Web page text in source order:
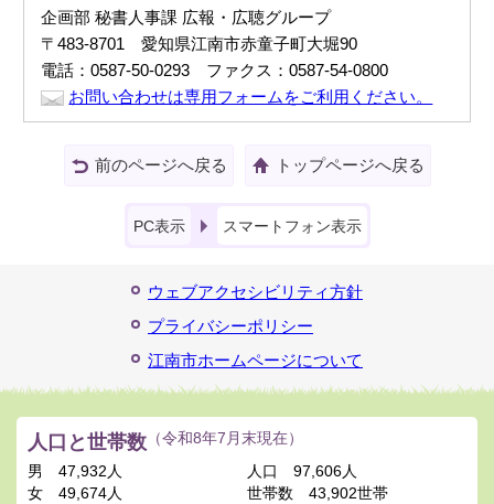
企画部 秘書人事課 広報・広聴グループ
〒483-8701 愛知県江南市赤童子町大堀90
電話：0587-50-0293 ファクス：0587-54-0800
お問い合わせは専用フォームをご利用ください。
前のページへ戻る トップページへ戻る
PC表示 スマートフォン表示
ウェブアクセシビリティ方針
プライバシーポリシー
江南市ホームページについて
人口と世帯数 （令和8年7月末現在）
男
47,932人
女
49,674人
人口
97,606人
世帯数
43,902世帯